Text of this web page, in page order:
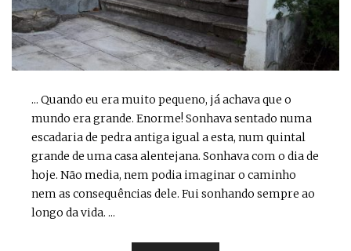
... Quando eu era muito pequeno, já achava que o
mundo era grande. Enorme! Sonhava sentado numa
escadaria de pedra antiga igual a esta, num quintal
grande de uma casa alentejana. Sonhava com o dia de
hoje. Não media, nem podia imaginar o caminho
nem as consequências dele. Fui sonhando sempre ao
longo da vida. ...